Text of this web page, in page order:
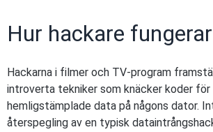
Hur hackare fungerar
Hackarna i filmer och TV-program
introverta tekniker som knäcker koder
hemligstämplade data på någons dator.
återspegling av en typisk